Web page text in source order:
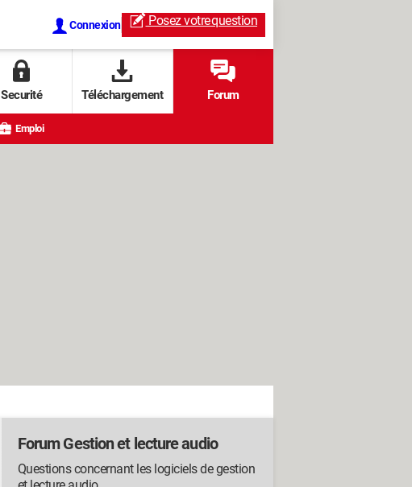
Connexion Posez votrequestion
Securité Téléchargement Forum
Emploi
Forum Gestion et lecture audio
Questions concernant les logiciels de gestion